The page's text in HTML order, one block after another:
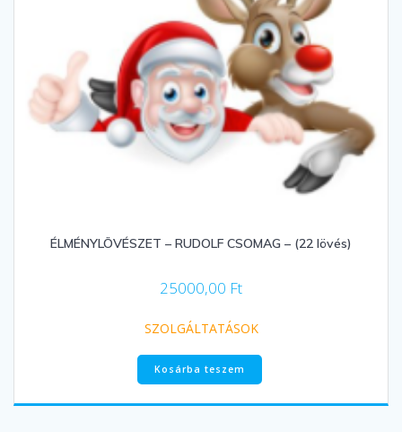
ÉLMÉNYLÖVÉSZET – RUDOLF CSOMAG – (22 lövés)
25000,00 Ft
SZOLGÁLTATÁSOK
Kosárba teszem